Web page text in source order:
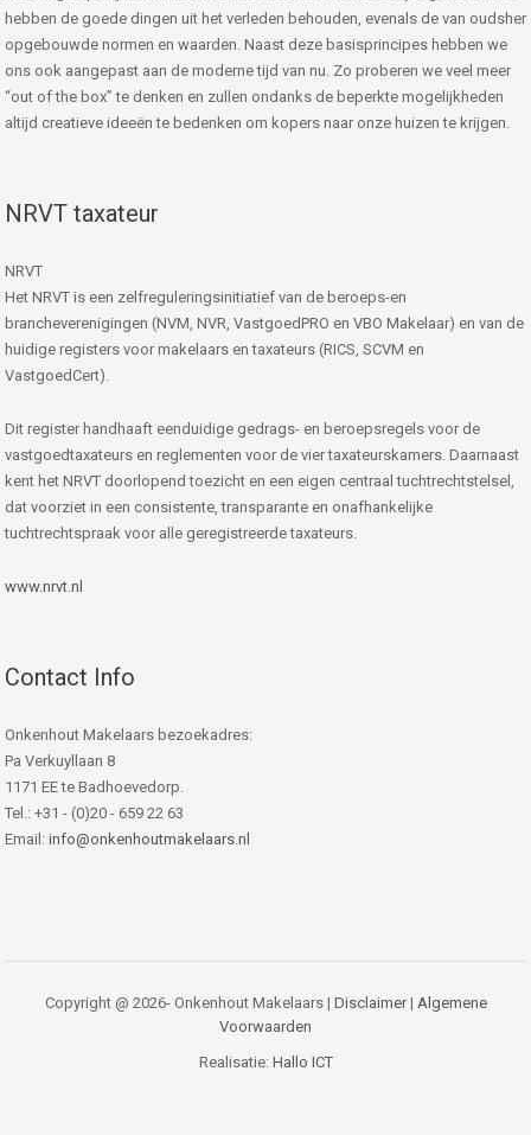
hebben de goede dingen uit het verleden behouden, evenals de van oudsher
opgebouwde normen en waarden. Naast deze basisprincipes hebben we
ons ook aangepast aan de moderne tijd van nu. Zo proberen we veel meer
“out of the box” te denken en zullen ondanks de beperkte mogelijkheden
altijd creatieve ideeën te bedenken om kopers naar onze huizen te krijgen.
NRVT taxateur
NRVT
Het NRVT is een zelfreguleringsinitiatief van de beroeps-en
brancheverenigingen (NVM, NVR, VastgoedPRO en VBO Makelaar) en van de
huidige registers voor makelaars en taxateurs (RICS, SCVM en
VastgoedCert).
Dit register handhaaft eenduidige gedrags- en beroepsregels voor de
vastgoedtaxateurs en reglementen voor de vier taxateurskamers. Daarnaast
kent het NRVT doorlopend toezicht en een eigen centraal tuchtrechtstelsel,
dat voorziet in een consistente, transparante en onafhankelijke
tuchtrechtspraak voor alle geregistreerde taxateurs.
www.nrvt.nl
Contact Info
Onkenhout Makelaars bezoekadres:
Pa Verkuyllaan 8
1171 EE te Badhoevedorp.
Tel.: +31 - (0)20 - 659 22 63
Email: info@onkenhoutmakelaars.nl
Copyright @ 2026- Onkenhout Makelaars | Disclaimer| Algemene
Voorwaarden
Realisatie: Hallo ICT